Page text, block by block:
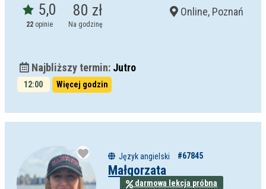
5,0
22 opinie
80 zł
Na godzinę
Online, Poznań
Najbliższy termin: Jutro
12:00 Więcej godzin
Język angielski #67845
Małgorzata
darmowa lekcja próbna